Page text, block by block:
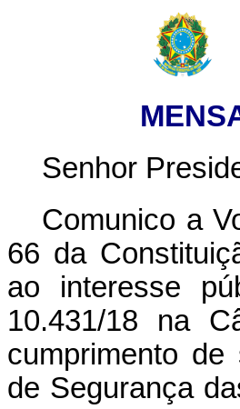
Senhor
Comunico a
66 da
ao interesse
10.431/18 na
cumprimento
de Segurança